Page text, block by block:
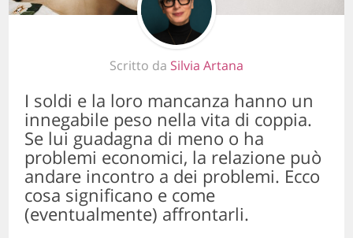
Scritto da Silvia Artana
I soldi e la loro mancanza hanno un
innegabile peso nella vita di coppia.
Se lui guadagna di meno o ha
problemi economici, la relazione può
andare incontro a dei problemi. Ecco
cosa significano e come
(eventualmente) affrontarli.